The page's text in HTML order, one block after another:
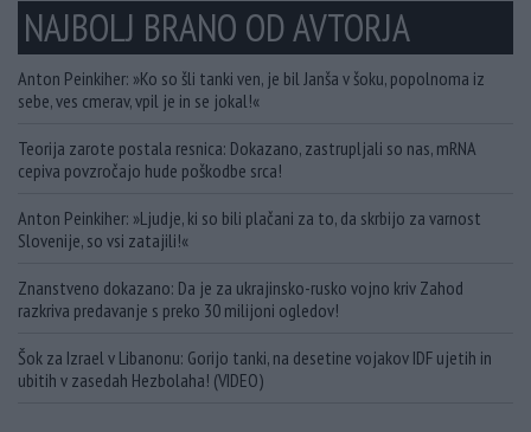
NAJBOLJ BRANO OD AVTORJA
Anton Peinkiher: »Ko so šli tanki ven, je bil Janša v šoku, popolnoma iz
sebe, ves cmerav, vpil je in se jokal!«
Teorija zarote postala resnica: Dokazano, zastrupljali so nas, mRNA
cepiva povzročajo hude poškodbe srca!
Anton Peinkiher: »Ljudje, ki so bili plačani za to, da skrbijo za varnost
Slovenije, so vsi zatajili!«
Znanstveno dokazano: Da je za ukrajinsko-rusko vojno kriv Zahod
razkriva predavanje s preko 30 milijoni ogledov!
Šok za Izrael v Libanonu: Gorijo tanki, na desetine vojakov IDF ujetih in
ubitih v zasedah Hezbolaha! (VIDEO)